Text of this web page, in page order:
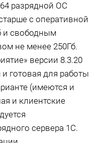
разрядной ОС
с оперативной
и свободным
не менее 250Гб.
версии 8.3.20
готовая для работы
(имеются и
и клиентские
сервера 1С.